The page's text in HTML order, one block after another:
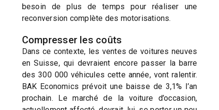
besoin de plus de temps pour réaliser une
reconversion complète des motorisations.
Compresser les coûts
Dans ce contexte, les ventes de voitures neuves
en Suisse, qui devraient encore passer la barre
des 300 000 véhicules cette année, vont ralentir.
BAK Economics prévoit une baisse de 3,1% l’an
prochain. Le marché de la voiture d’occasion,